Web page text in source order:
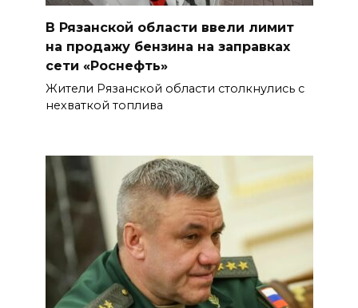
В Рязанской области ввели лимит
на продажу бензина на заправках
сети «Роснефть»
Жители Рязанской области столкнулись с
нехваткой топлива